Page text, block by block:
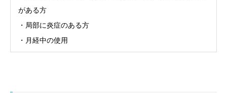
がある方
・局部に炎症のある方
・月経中の使用